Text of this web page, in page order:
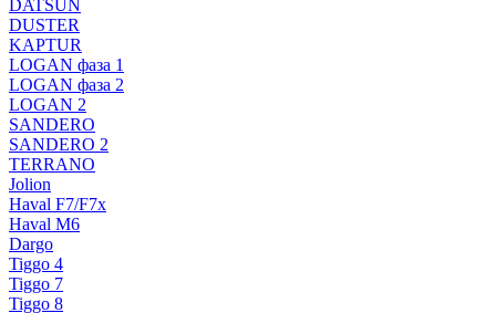
DATSUN
DUSTER
KAPTUR
LOGAN фаза 1
LOGAN фаза 2
LOGAN 2
SANDERO
SANDERO 2
TERRANO
Jolion
Haval F7/F7x
Haval M6
Dargo
Tiggo 4
Tiggo 7
Tiggo 8